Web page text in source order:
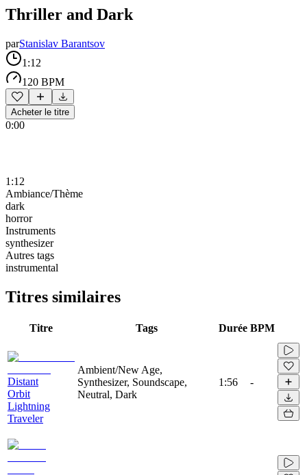
Thriller and Dark
parStanislav Barantsov
1:12
120 BPM
Acheter le titre
0:00
1:12
Ambiance/Thème
dark
horror
Instruments
synthesizer
Autres tags
instrumental
Titres similaires
Titre Tags Durée BPM
Distant
Orbit
Lightning
Traveler
Ambient/New Age,
Synthesizer, Soundscape,
Neutral, Dark
1:56 -